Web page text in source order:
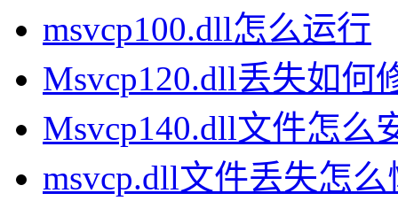
msvcp100.dll怎么运行
Msvcp120.dll丢失如何
Msvcp140.dll文件怎么
msvcp.dll文件丢失怎么